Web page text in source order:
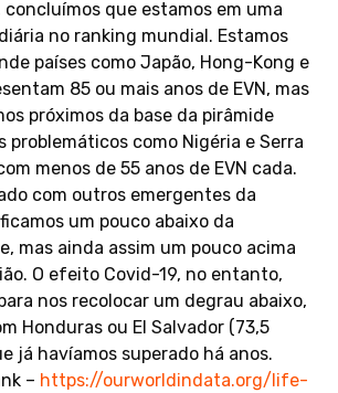
que estamos em uma
no ranking mundial. Estamos
países como Japão, Hong-Kong e
85 ou mais anos de EVN, mas
próximos da base da pirâmide
problemáticos como Nigéria e Serra
menos de 55 anos de EVN cada.
com outros emergentes da
um pouco abaixo da
mas ainda assim um pouco acima
O efeito Covid-19, no entanto,
nos recolocar um degrau abaixo,
Honduras ou El Salvador (73,5
já havíamos superado há anos.
– https://ourworldindata.org/life-